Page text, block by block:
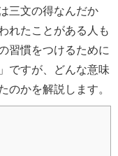
三文の得なんだか
れたことがある人も
習慣をつけるために
ですが、どんな意味
のかを解説します。